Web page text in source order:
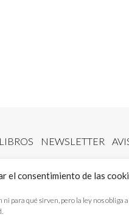
el consentimiento de las
para qué sirven, pero la ley nos obliga
NEWSLETTER